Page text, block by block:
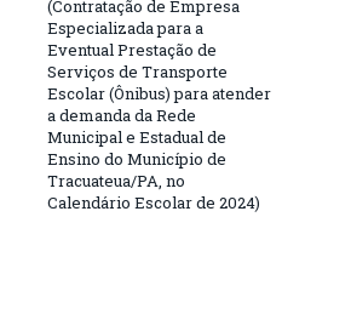
(Contratação de Empresa
Especializada para a
Eventual Prestação de
Serviços de Transporte
Escolar (Ônibus) para atender
a demanda da Rede
Municipal e Estadual de
Ensino do Município de
Tracuateua/PA, no
Calendário Escolar de 2024)